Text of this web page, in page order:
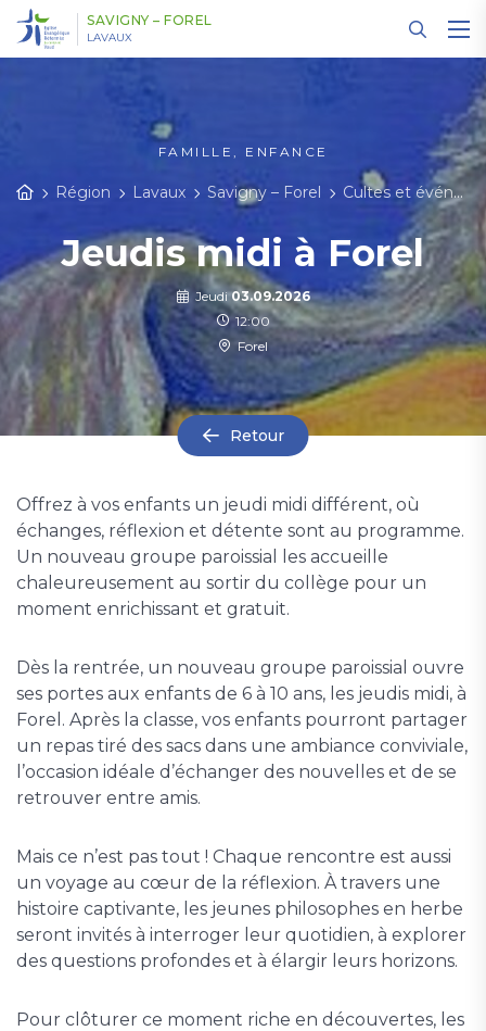
SAVIGNY – FOREL
LAVAUX
FAMILLE, ENFANCE
Région Lavaux Savigny – Forel Cultes et événements
Jeudis midi à Forel
Jeudi03.09.2026
12:00
Forel
Retour
Offrez à vos enfants un jeudi midi différent, où
échanges, réflexion et détente sont au programme.
Un nouveau groupe paroissial les accueille
chaleureusement au sortir du collège pour un
moment enrichissant et gratuit.
Dès la rentrée, un nouveau groupe paroissial ouvre
ses portes aux enfants de 6 à 10 ans, les jeudis midi, à
Forel. Après la classe, vos enfants pourront partager
un repas tiré des sacs dans une ambiance conviviale,
l’occasion idéale d’échanger des nouvelles et de se
retrouver entre amis.
Mais ce n’est pas tout ! Chaque rencontre est aussi
un voyage au cœur de la réflexion. À travers une
histoire captivante, les jeunes philosophes en herbe
seront invités à interroger leur quotidien, à explorer
des questions profondes et à élargir leurs horizons.
Pour clôturer ce moment riche en découvertes, les
Panneau de gestion des cookies